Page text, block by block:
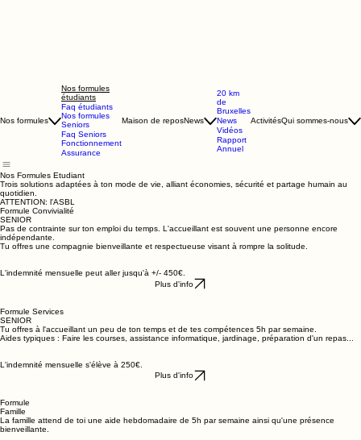
Nos formules
étudiants
Faq étudiants
Nos formules
Seniors
Faq Seniors
Assurance
20 km
de
Bruxelles
News
Vidéos
Nos Formules Etudiant
Trois solutions adaptées à ton mode de vie, alliant économies, sécurité et partage humain au
quotidien.
ATTENTION: l'ASBL
Formule Convivialité
SENIOR
Pas de contrainte sur ton emploi du temps. L'accueillant est souvent une personne encore
Tu offres une compagnie bienveillante et respectueuse visant à rompre la solitude.
Formule Services
SENIOR
Aides typiques : Faire les courses, assistance informatique, jardinage, préparation d'un repas...
Formule
Famille